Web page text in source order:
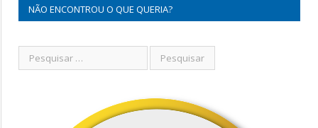
NÃO ENCONTROU O QUE QUERIA?